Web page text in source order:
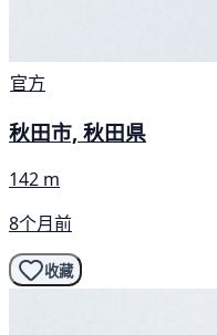
官方
秋田市, 秋田県
142 m
8个月前
收藏